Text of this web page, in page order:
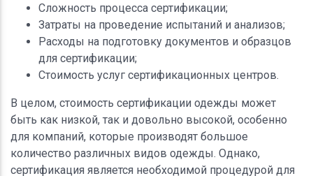
Сложность процесса сертификации;
Затраты на проведение испытаний и анализов;
Расходы на подготовку документов и образцов
для сертификации;
Стоимость услуг сертификационных центров.
В целом, стоимость сертификации одежды может
быть как низкой, так и довольно высокой, особенно
для компаний, которые производят большое
количество различных видов одежды. Однако,
сертификация является необходимой процедурой для